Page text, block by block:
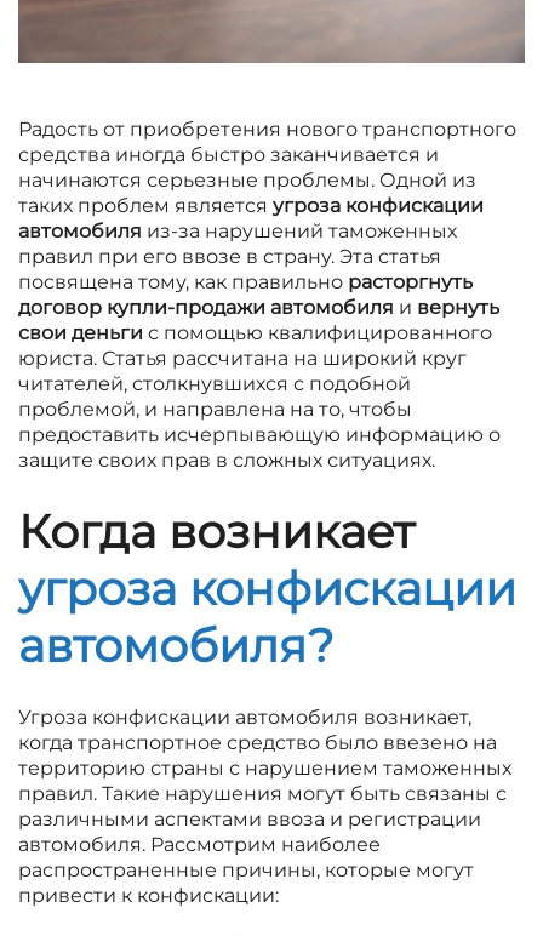
Радость от приобретения нового транспортного
средства иногда быстро заканчивается и
начинаются серьезные проблемы. Одной из
таких проблем является угроза конфискации
автомобиля из-за нарушений таможенных
правил при его ввозе в страну. Эта статья
посвящена тому, как правильно расторгнуть
договор купли-продажи автомобиля и вернуть
свои деньги с помощью квалифицированного
юриста. Статья рассчитана на широкий круг
читателей, столкнувшихся с подобной
проблемой, и направлена на то, чтобы
предоставить исчерпывающую информацию о
защите своих прав в сложных ситуациях.
Когда возникает
угроза конфискации
автомобиля?
Угроза конфискации автомобиля возникает,
когда транспортное средство было ввезено на
территорию страны с нарушением таможенных
правил. Такие нарушения могут быть связаны с
различными аспектами ввоза и регистрации
автомобиля. Рассмотрим наиболее
распространенные причины, которые могут
привести к конфискации: